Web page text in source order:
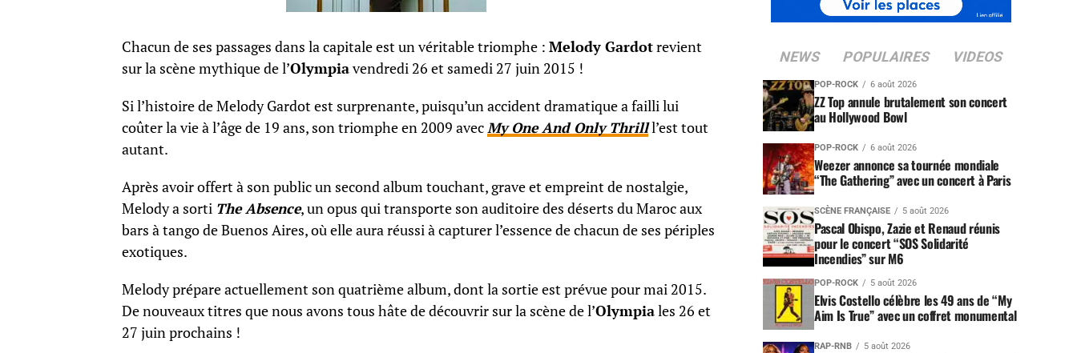
Chacun de ses passages dans la capitale est un véritable triomphe : Melody Gardotrevient
sur la scène mythique de l’Olympiavendredi 26 et samedi 27 juin 2015 !
Si l’histoire de Melody Gardot est surprenante, puisqu’un accident dramatique a failli lui
coûter la vie à l’âge de 19 ans, son triomphe en 2009 avecMy One And Only Thrilll’est tout
autant.
Après avoir offert à son public un second album touchant, grave et empreint de nostalgie,
Melody a sorti The Absence, un opus qui transporte son auditoire des déserts du Maroc aux
bars à tango de Buenos Aires, où elle aura réussi à capturer l’essence de chacun de ses périples
exotiques.
Melody prépare actuellement son quatrième album, dont la sortie est prévue pour mai 2015.
De nouveaux titres que nous avons tous hâte de découvrir sur la scène de l’Olympiales 26 et
27 juin prochains !
NEWS POPULAIRES VIDEOS
POP-ROCK 6 août 2026
ZZ Top annule brutalement son concert
au Hollywood Bowl
POP-ROCK 6 août 2026
Weezer annonce sa tournée mondiale
“The Gathering” avec un concert à Paris
SCÈNE FRANÇAISE 5 août 2026
Pascal Obispo, Zazie et Renaud réunis
pour le concert “SOS Solidarité
Incendies” sur M6
POP-ROCK 5 août 2026
Elvis Costello célèbre les 49 ans de “My
Aim Is True” avec un coffret monumental
RAP-RNB 5 août 2026